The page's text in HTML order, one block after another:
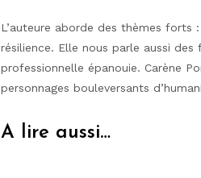
L’auteure aborde des thèmes
résilience. Elle nous parle aussi
professionnelle épanouie. Carène
personnages bouleversants
A lire aussi…